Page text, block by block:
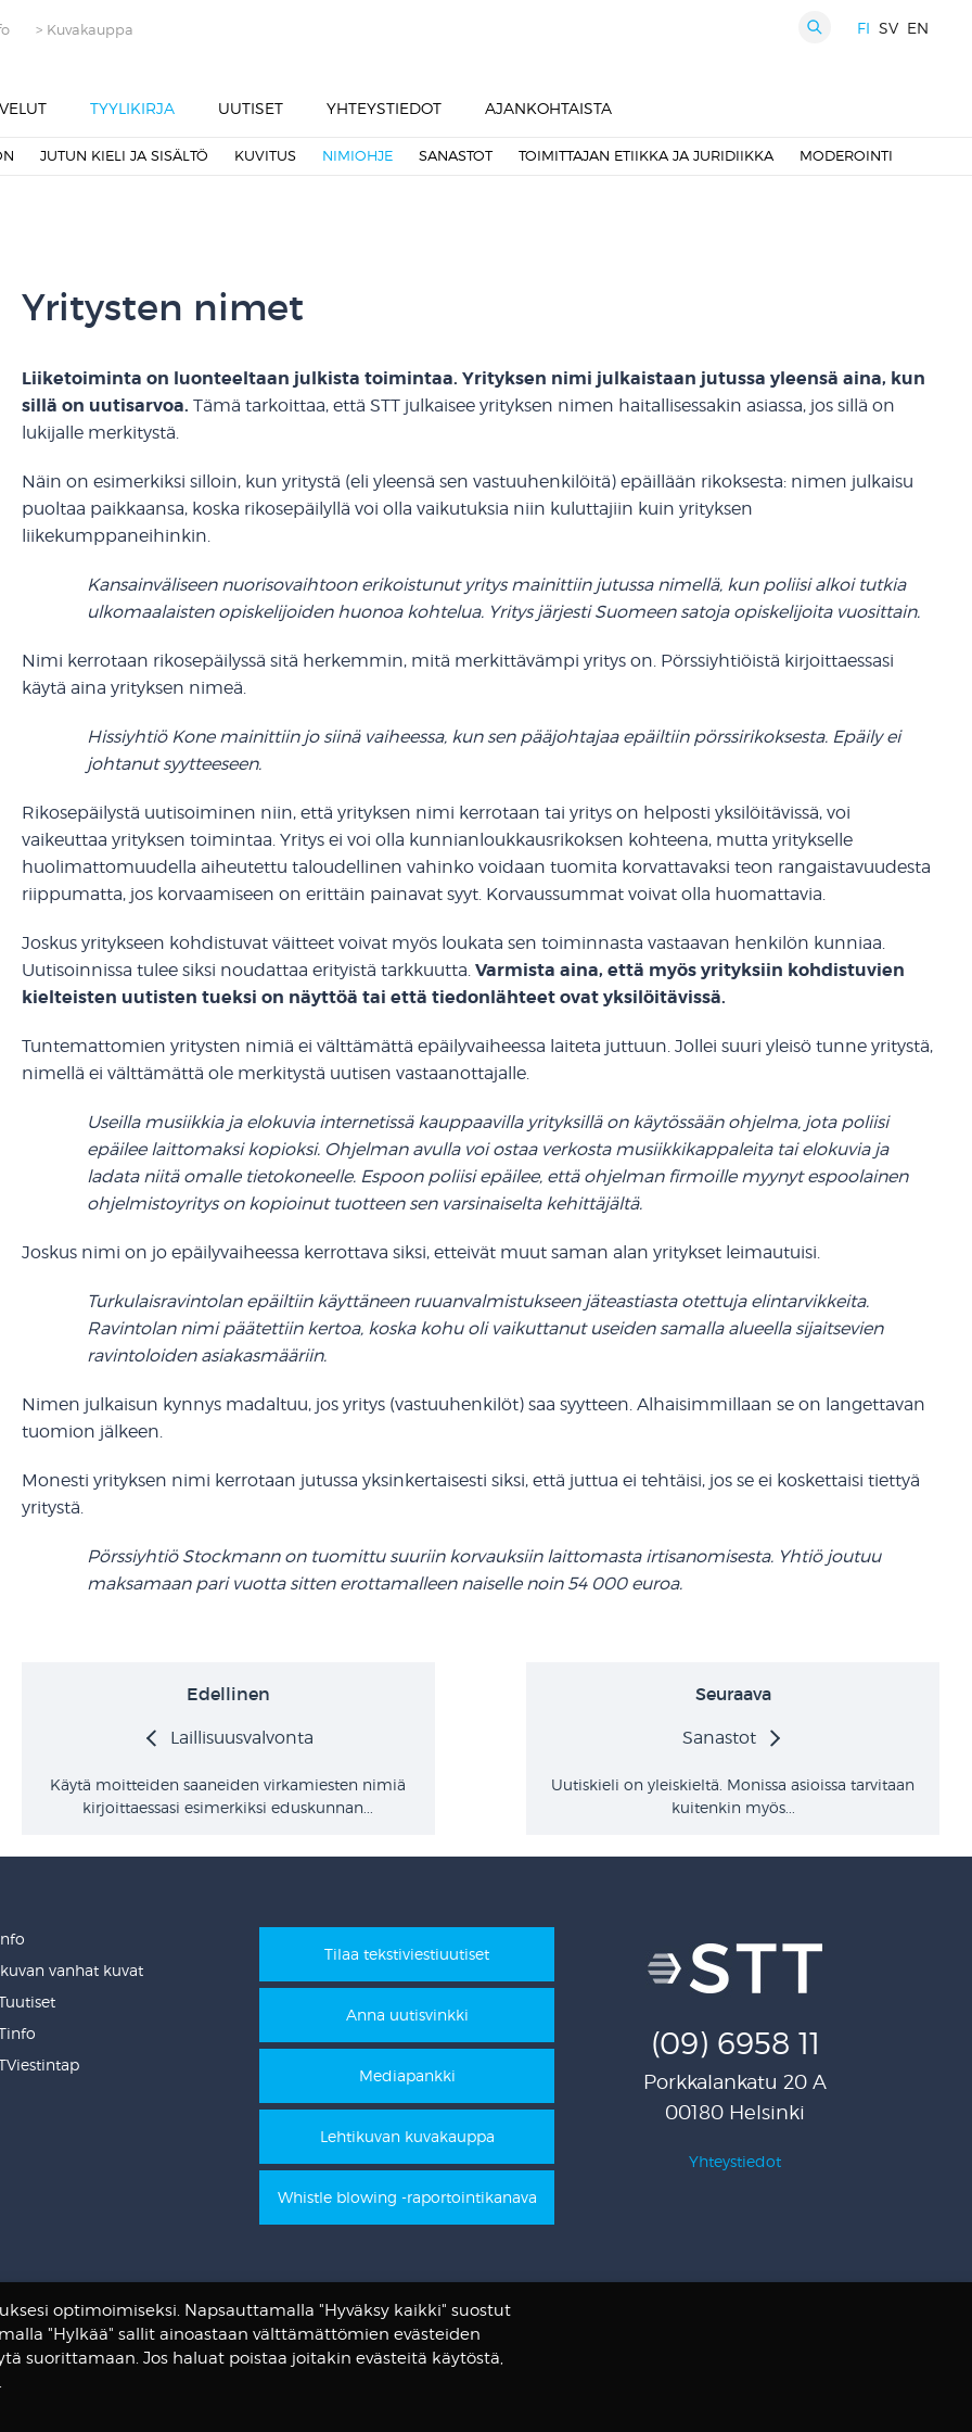
FI SV EN
> Kuvakauppa
TYYLIKIRJA
JUTUN KIELI JA SISÄLTÖ KUVITUS NIMIOHJE SANASTOT TOIMITTAJAN ETIIKKA JA JURIDIIKKA MODEROINTI
UUTISET YHTEYSTIEDOT AJANKOHTAISTA
Yritysten nimet
Liiketoiminta on luonteeltaan julkista toimintaa. Yrityksen nimi julkaistaan jutussa yleensä aina, kun
sillä on uutisarvoa. Tämä tarkoittaa, että STT julkaisee yrityksen nimen haitallisessakin asiassa, jos sillä on
lukijalle merkitystä.
Näin on esimerkiksi silloin, kun yritystä (eli yleensä sen vastuuhenkilöitä) epäillään rikoksesta: nimen julkaisu
puoltaa paikkaansa, koska rikosepäilyllä voi olla vaikutuksia niin kuluttajiin kuin yrityksen
liikekumppaneihinkin.
Kansainväliseen nuorisovaihtoon erikoistunut yritys mainittiin jutussa nimellä, kun poliisi alkoi tutkia
ulkomaalaisten opiskelijoiden huonoa kohtelua. Yritys järjesti Suomeen satoja opiskelijoita vuosittain.
Nimi kerrotaan rikosepäilyssä sitä herkemmin, mitä merkittävämpi yritys on. Pörssiyhtiöistä kirjoittaessasi
käytä aina yrityksen nimeä.
Hissiyhtiö Kone mainittiin jo siinä vaiheessa, kun sen pääjohtajaa epäiltiin pörssirikoksesta. Epäily ei
johtanut syytteeseen.
Rikosepäilystä uutisoiminen niin, että yrityksen nimi kerrotaan tai yritys on helposti yksilöitävissä, voi
vaikeuttaa yrityksen toimintaa. Yritys ei voi olla kunnianloukkausrikoksen kohteena, mutta yritykselle
huolimattomuudella aiheutettu taloudellinen vahinko voidaan tuomita korvattavaksi teon rangaistavuudesta
riippumatta, jos korvaamiseen on erittäin painavat syyt. Korvaussummat voivat olla huomattavia.
Joskus yritykseen kohdistuvat väitteet voivat myös loukata sen toiminnasta vastaavan henkilön kunniaa.
Uutisoinnissa tulee siksi noudattaa erityistä tarkkuutta. Varmista aina, että myös yrityksiin kohdistuvien
kielteisten uutisten tueksi on näyttöä tai että tiedonlähteet ovat yksilöitävissä.
Tuntemattomien yritysten nimiä ei välttämättä epäilyvaiheessa laiteta juttuun. Jollei suuri yleisö tunne yritystä,
nimellä ei välttämättä ole merkitystä uutisen vastaanottajalle.
Useilla musiikkia ja elokuvia internetissä kauppaavilla yrityksillä on käytössään ohjelma, jota poliisi
epäilee laittomaksi kopioksi. Ohjelman avulla voi ostaa verkosta musiikkikappaleita tai elokuvia ja
ladata niitä omalle tietokoneelle. Espoon poliisi epäilee, että ohjelman firmoille myynyt espoolainen
ohjelmistoyritys on kopioinut tuotteen sen varsinaiselta kehittäjältä.
Joskus nimi on jo epäilyvaiheessa kerrottava siksi, etteivät muut saman alan yritykset leimautuisi.
Turkulaisravintolan epäiltiin käyttäneen ruuanvalmistukseen jäteastiasta otettuja elintarvikkeita.
Ravintolan nimi päätettiin kertoa, koska kohu oli vaikuttanut useiden samalla alueella sijaitsevien
ravintoloiden asiakasmääriin.
Nimen julkaisun kynnys madaltuu, jos yritys (vastuuhenkilöt) saa syytteen. Alhaisimmillaan se on langettavan
tuomion jälkeen.
Monesti yrityksen nimi kerrotaan jutussa yksinkertaisesti siksi, että juttua ei tehtäisi, jos se ei koskettaisi tiettyä
yritystä.
Pörssiyhtiö Stockmann on tuomittu suuriin korvauksiin laittomasta irtisanomisesta. Yhtiö joutuu
maksamaan pari vuotta sitten erottamalleen naiselle noin 54 000 euroa.
Edellinen
Laillisuusvalvonta
Käytä moitteiden saaneiden virkamiesten nimiä
kirjoittaessasi esimerkiksi eduskunnan...
Seuraava
Sanastot
Uutiskieli on yleiskieltä. Monissa asioissa tarvitaan
kuitenkin myös...
(09) 6958 11
Porkkalankatu 20 A
00180 Helsinki
Yhteystiedot
Tilaa tekstiviestiuutiset
Anna uutisvinkki
Mediapankki
Lehtikuvan kuvakauppa
Whistle blowing -raportointikanava
vanhat kuvat
optimoimiseksi. Napsauttamalla "Hyväksy kaikki" suostut
"Hylkää" sallit ainoastaan välttämättömien evästeiden
suorittamaan. Jos haluat poistaa joitakin evästeitä käytöstä,
.